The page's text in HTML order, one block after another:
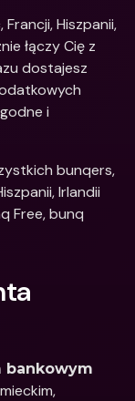
Hiszpanii,
łączy Cię z
dostajesz
i
bunqers,
Irlandii
Free, bunq
bankowym